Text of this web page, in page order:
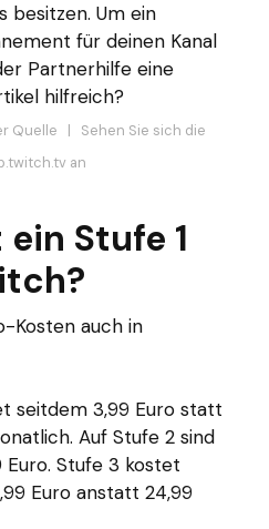
besitzen. Um ein
für deinen Kanal
Partnerhilfe eine
hilfreich?
Quelle | Sehen Sie sich die
an
Stufe 1
Kosten auch in
seitdem 3,99 Euro statt
Auf Stufe 2 sind
Stufe 3 kostet
Euro anstatt 24,99